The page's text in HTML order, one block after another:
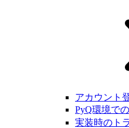
アカウント
PyQ環境で
実装時のト